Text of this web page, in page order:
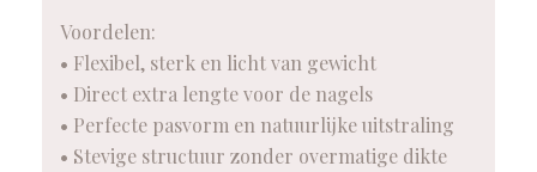
Voordelen:
• Flexibel, sterk en licht van gewicht
• Direct extra lengte voor de nagels
• Perfecte pasvorm en natuurlijke uitstraling
• Stevige structuur zonder overmatige dikte